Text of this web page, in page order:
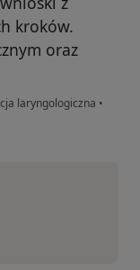
kroków.
oraz
laryngologiczna •